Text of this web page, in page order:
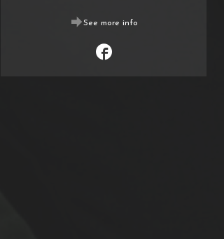
See more info